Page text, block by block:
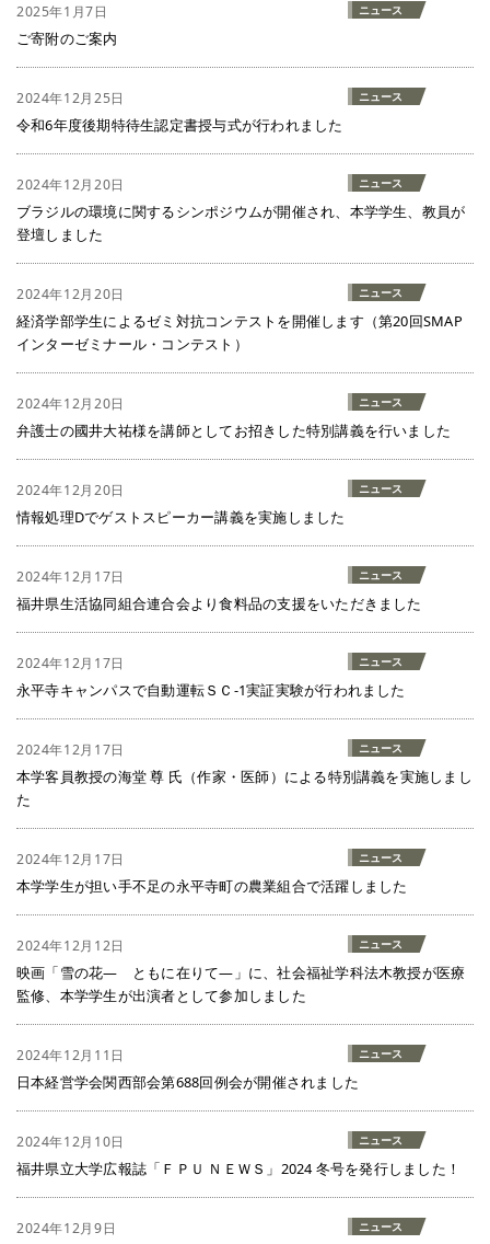
2025年1月7日 ニュース
ご寄附のご案内
2024年12月25日 ニュース
令和6年度後期特待生認定書授与式が行われました
2024年12月20日 ニュース
ブラジルの環境に関するシンポジウムが開催され、本学学生、教員が
登壇しました
2024年12月20日 ニュース
経済学部学生によるゼミ対抗コンテストを開催します（第20回SMAP
インターゼミナール・コンテスト）
2024年12月20日 ニュース
弁護士の國井大祐様を講師としてお招きした特別講義を行いました
2024年12月20日 ニュース
情報処理Dでゲストスピーカー講義を実施しました
2024年12月17日 ニュース
福井県生活協同組合連合会より食料品の支援をいただきました
2024年12月17日 ニュース
永平寺キャンパスで自動運転ＳＣ-1実証実験が行われました
2024年12月17日 ニュース
本学客員教授の海堂 尊 氏（作家・医師）による特別講義を実施しまし
た
2024年12月17日 ニュース
本学学生が担い手不足の永平寺町の農業組合で活躍しました
2024年12月12日 ニュース
映画「雪の花― ともに在りて―」に、社会福祉学科法木教授が医療
監修、本学学生が出演者として参加しました
2024年12月11日 ニュース
日本経営学会関西部会第688回例会が開催されました
2024年12月10日 ニュース
福井県立大学広報誌「ＦＰＵ ＮＥＷＳ」2024 冬号を発行しました！
2024年12月9日 ニュース